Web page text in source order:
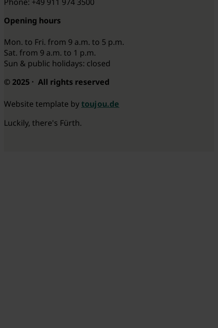
Opening hours
Mon. to Fri. from 9 a.m. to 5 p.m.
Sat. from 9 a.m. to 1 p.m.
Sun & public holidays: closed
© 2025 · All rights reserved
Website template bytoujou.de
Luckily, there's Fürth.